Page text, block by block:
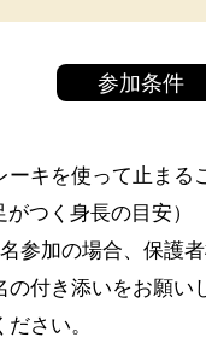
参加条件
キを使って止まる
つく身長の目安）
参加の場合、保護者
付き添いをお願い
さい。